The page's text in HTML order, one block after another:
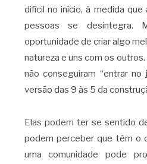
difícil no início, à medida
pessoas se desintegra.
oportunidade de criar algo
natureza e uns com os
não conseguiram “entrar
versão das 9 às 5 da
Elas podem ter se sentido
podem perceber que têm o
uma comunidade pode